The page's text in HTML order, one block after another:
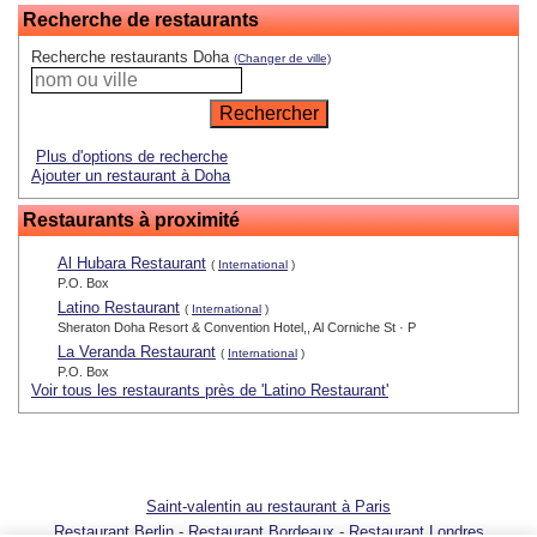
Recherche de restaurants
Recherche restaurants Doha (Changer de ville)
Plus d'options de recherche
Ajouter un restaurant à Doha
Restaurants à proximité
Al Hubara Restaurant ( International )
P.O. Box
Latino Restaurant ( International )
Sheraton Doha Resort & Convention Hotel,, Al Corniche St · P
La Veranda Restaurant ( International )
P.O. Box
Voir tous les restaurants près de 'Latino Restaurant'
Saint-valentin au restaurant à Paris
Restaurant Berlin- Restaurant Bordeaux - Restaurant Londres